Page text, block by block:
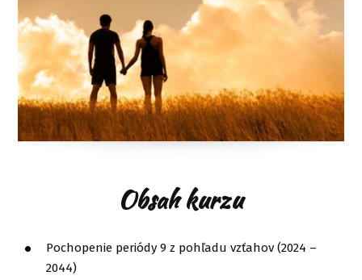
Obsah kurzu
Pochopenie periódy 9 z pohľadu vzťahov (2024 –
2044)